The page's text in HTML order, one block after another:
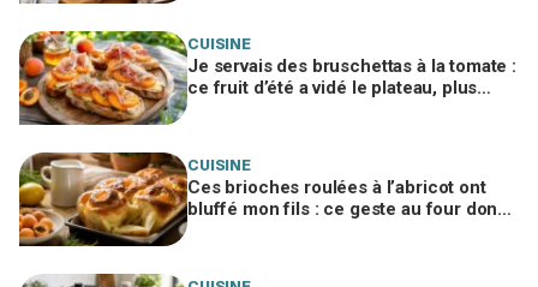
CUISINE
Je servais des bruschettas à la tomate :
ce fruit d’été a vidé le plateau, plus
CUISINE
Ces brioches roulées à l’abricot ont
bluffé mon fils : ce geste au four donne